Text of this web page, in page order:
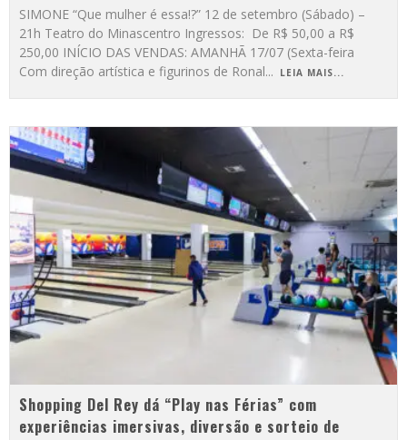
SIMONE “Que mulher é essa!?” 12 de setembro (Sábado) –
21h Teatro do Minascentro Ingressos: De R$ 50,00 a R$
250,00 INÍCIO DAS VENDAS: AMANHÃ 17/07 (Sexta-feira
Com direção artística e figurinos de Ronal... LEIA MAIS...
Shopping Del Rey dá “Play nas Férias” com
experiências imersivas, diversão e sorteio de